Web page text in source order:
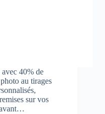
40% de
au tirages
sur vos
avant…